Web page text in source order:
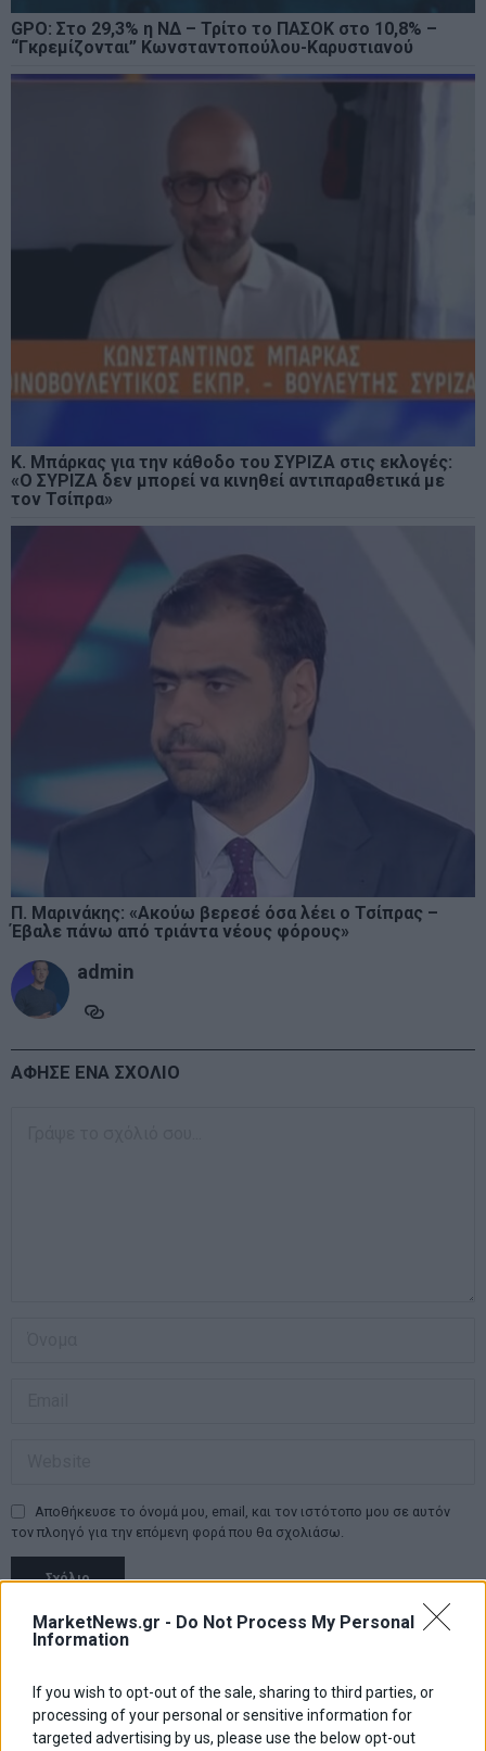
MarketNews.gr - Do Not Process My Personal
Information
If you wish to opt-out of the sale, sharing to third parties, or
processing of your personal or sensitive information for
targeted advertising by us, please use the below opt-out
GPO: Στο 29,3% η ΝΔ – Τρίτο το ΠΑΣΟΚ στο 10,8% –
“Γκρεμίζονται” Κωνσταντοπούλου-Καρυστιανού
Κ. Μπάρκας για την κάθοδο του ΣΥΡΙΖΑ στις εκλογές:
«Ο ΣΥΡΙΖΑ δεν μπορεί να κινηθεί αντιπαραθετικά με
τον Τσίπρα»
Π. Μαρινάκης: «Ακούω βερεσέ όσα λέει ο Τσίπρας –
Έβαλε πάνω από τριάντα νέους φόρους»
admin
ΑΦΗΣΕ ΕΝΑ ΣΧΟΛΙΟ
Αποθήκευσε το όνομά μου, email, και τον ιστότοπο μου σε αυτόν
τον πλοηγό για την επόμενη φορά που θα σχολιάσω.
Πλοήγηση
άρθρων
ΠΡΟΗΓΟΥΜΕΝΟ ΑΡΘΡΟ ΕΠΟΜΕΝΟ ΑΡΘΡΟ
ΑΡΘΡΟΓΡΑΦΟΙ